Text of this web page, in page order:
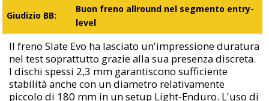
Giudizio BB:
Buon freno allround nel segmento entry-
level
Il freno Slate Evo ha lasciato un'impressione duratura
nel test soprattutto grazie alla sua presenza discreta.
I dischi spessi 2,3 mm garantiscono sufficiente
stabilità anche con un diametro relativamente
piccolo di 180 mm in un setup Light-Enduro. L'uso di